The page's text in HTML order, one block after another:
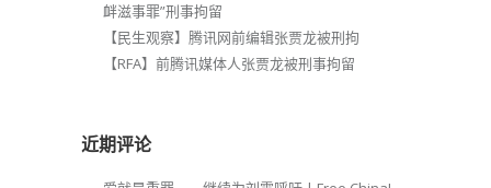
衅滋事罪”刑事拘留
【民生观察】腾讯网前编辑张贾龙被刑拘
【RFA】前腾讯媒体人张贾龙被刑事拘留
近期评论